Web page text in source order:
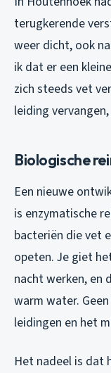
terugkerende
weer dicht, ook
ik dat er een
zich steeds vet
leiding
Biologische
Een nieuwe
is enzymatische
bacteriën die vet
opeten. Je giet
nacht werken, en
warm water.
leidingen en het
Het nadeel is dat